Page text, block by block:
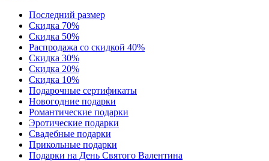
Последний размер
Скидка 70%
Скидка 50%
Распродажа со скидкой 40%
Скидка 30%
Скидка 20%
Скидка 10%
Подарочные сертификаты
Новогодние подарки
Романтические подарки
Эротические подарки
Свадебные подарки
Прикольные подарки
Подарки на День Святого Валентина